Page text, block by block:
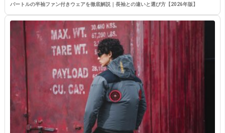
バートルの半袖ファン付きウェアを徹底解説｜長袖との違いと選び方【2026年版】